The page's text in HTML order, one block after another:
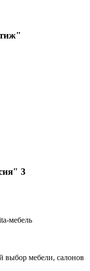
3
мебель
выбор мебели, салонов